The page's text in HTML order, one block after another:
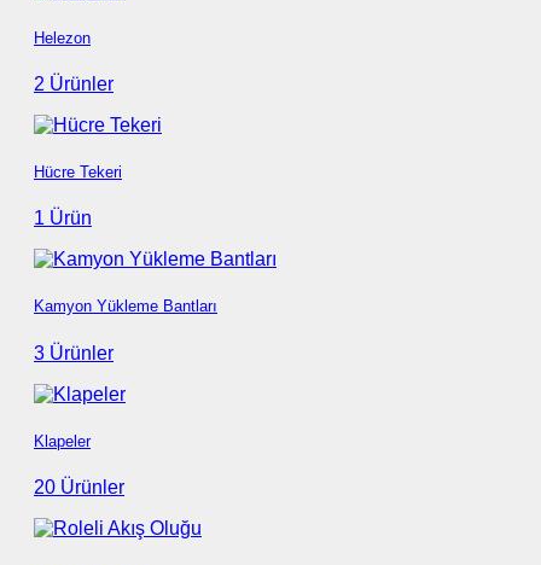
Helezon
2 Ürünler
Hücre Tekeri
1 Ürün
Kamyon Yükleme Bantları
3 Ürünler
Klapeler
20 Ürünler